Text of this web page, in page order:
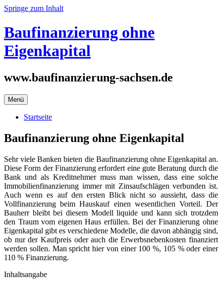
Springe zum Inhalt
Baufinanzierung ohne
Eigenkapital
www.baufinanzierung-sachsen.de
Menü
Startseite
Baufinanzierung ohne Eigenkapital
Sehr viele Banken bieten die Baufinanzierung ohne Eigenkapital an.
Diese Form der Finanzierung erfordert eine gute Beratung durch die
Bank und als Kreditnehmer muss man wissen, dass eine solche
Immobilienfinanzierung immer mit Zinsaufschlägen verbunden ist.
Auch wenn es auf den ersten Blick nicht so aussieht, dass die
Vollfinanzierung beim Hauskauf einen wesentlichen Vorteil. Der
Bauherr bleibt bei diesem Modell liquide und kann sich trotzdem
den Traum vom eigenen Haus erfüllen. Bei der Finanzierung ohne
Eigenkapital gibt es verschiedene Modelle, die davon abhängig sind,
ob nur der Kaufpreis oder auch die Erwerbsnebenkosten finanziert
werden sollen. Man spricht hier von einer 100 %, 105 % oder einer
110 % Finanzierung.
Inhaltsangabe